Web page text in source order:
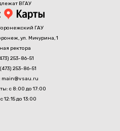
ВГАУ
ГАУ
ул. Мичурина, 1
ректора
253-86-51
253-86-51
main@vsau.ru
с 8:00 до 17:00
12:15 до 13:00